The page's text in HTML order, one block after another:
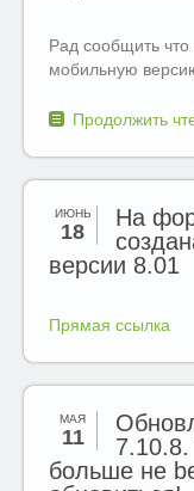
Рад сообщить что
мобильную
Продолжить
ИЮНЬ
18
На
версии 8.01
Прямая ссылка
МАЯ
11
больше не